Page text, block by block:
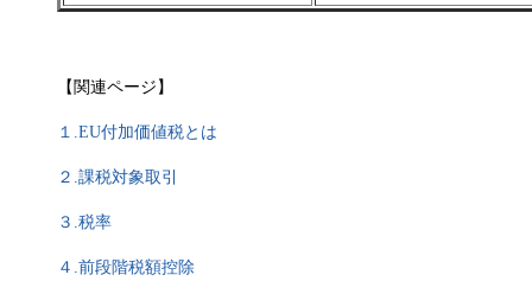
【関連ページ】
１.EU付加価値税とは
２.課税対象取引
３.税率
４.前段階税額控除